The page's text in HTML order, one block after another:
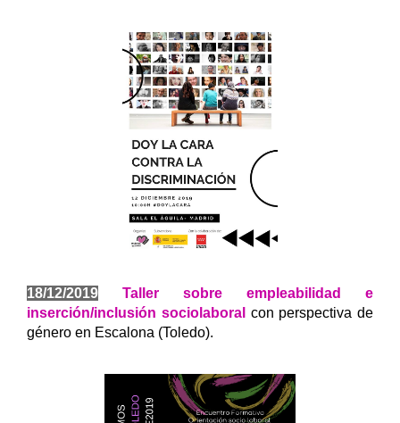
18/12/2019 Taller sobre empleabilidad e
inserción/inclusión sociolaboral con perspectiva de
género en Escalona (Toledo).